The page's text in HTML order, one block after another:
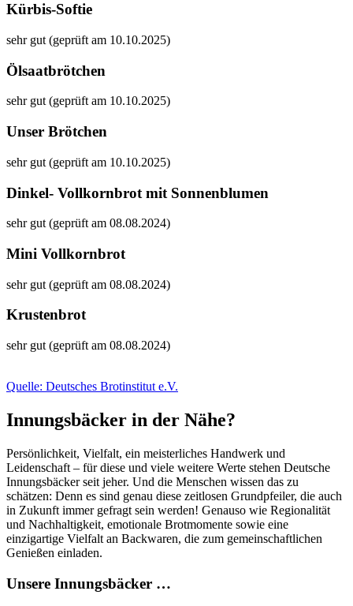
Kürbis-Softie
sehr gut (geprüft am 10.10.2025)
Ölsaatbrötchen
sehr gut (geprüft am 10.10.2025)
Unser Brötchen
sehr gut (geprüft am 10.10.2025)
Dinkel- Vollkornbrot mit Sonnenblumen
sehr gut (geprüft am 08.08.2024)
Mini Vollkornbrot
sehr gut (geprüft am 08.08.2024)
Krustenbrot
sehr gut (geprüft am 08.08.2024)
Quelle: Deutsches Brotinstitut e.V.
Innungsbäcker in der Nähe?
Persönlichkeit, Vielfalt, ein meisterliches Handwerk und
Leidenschaft – für diese und viele weitere Werte stehen Deutsche
Innungsbäcker seit jeher. Und die Menschen wissen das zu
schätzen: Denn es sind genau diese zeitlosen Grundpfeiler, die auch
in Zukunft immer gefragt sein werden! Genauso wie Regionalität
und Nachhaltigkeit, emotionale Brotmomente sowie eine
einzigartige Vielfalt an Backwaren, die zum gemeinschaftlichen
Genießen einladen.
Unsere Innungsbäcker …